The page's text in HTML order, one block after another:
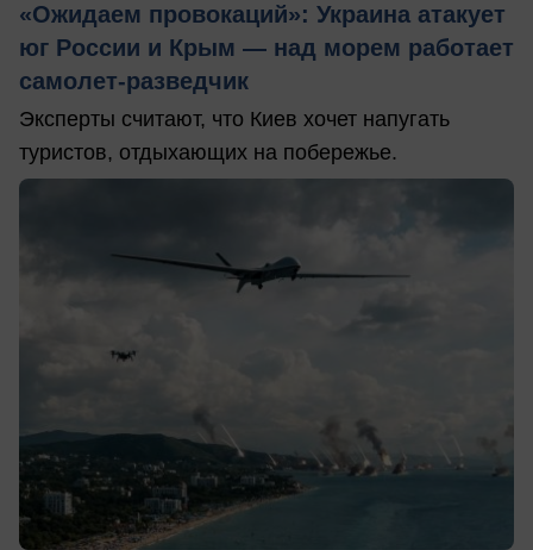
«Ожидаем провокаций»: Украина атакует
юг России и Крым — над морем работает
самолет-разведчик
Эксперты считают, что Киев хочет напугать
туристов, отдыхающих на побережье.